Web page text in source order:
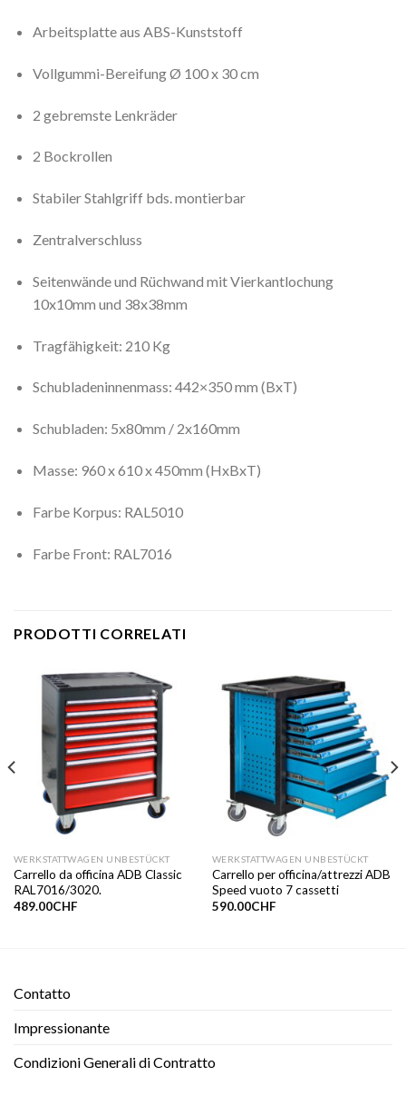
Arbeitsplatte aus ABS-Kunststoff
Vollgummi-Bereifung Ø 100 x 30 cm
2 gebremste Lenkräder
2 Bockrollen
Stabiler Stahlgriff bds. montierbar
Zentralverschluss
Seitenwände und Rüchwand mit Vierkantlochung
10x10mm und 38x38mm
Tragfähigkeit: 210 Kg
Schubladeninnenmass: 442×350 mm (BxT)
Schubladen: 5x80mm / 2x160mm
Masse: 960 x 610 x 450mm (HxBxT)
Farbe Korpus: RAL5010
Farbe Front: RAL7016
PRODOTTI CORRELATI
WERKSTATTWAGEN UNBESTÜCKT
Carrello da officina ADB Classic
RAL7016/3020.
489.00CHF
WERKSTATTWAGEN UNBESTÜCKT
Carrello per officina/attrezzi ADB
Speed vuoto 7 cassetti
590.00CHF
Contatto​
Impressionante
Condizioni Generali di Contratto